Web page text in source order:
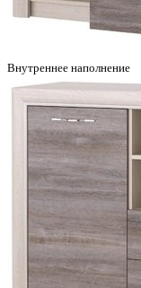
Внутреннее наполнение